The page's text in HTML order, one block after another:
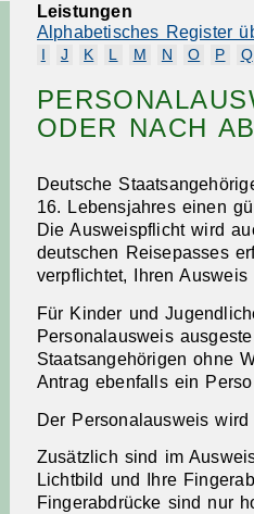
Leistungen
Alphabetisches Register
J K L M N O P Q
ODER NACH
Deutsche
16. Lebensjahres einen
Die Ausweispflicht wird
deutschen Reisepasses
verpflichtet, Ihren
Für Kinder und
Personalausweis
Staatsangehörigen ohne
Antrag ebenfalls ein
Der Personalausweis
Zusätzlich sind im
Lichtbild und Ihre
Fingerabdrücke sind nur